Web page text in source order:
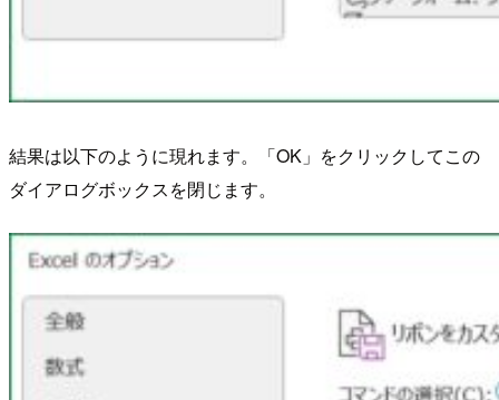
結果は以下のように現れます。「OK」をクリックしてこの
ダイアログボックスを閉じます。